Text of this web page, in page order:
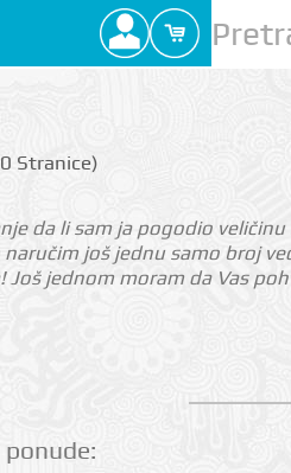
Strаnicе)
da li sam ja pogodio veličinu
još jednu samo broj
jednom moram da Vas
ponude: